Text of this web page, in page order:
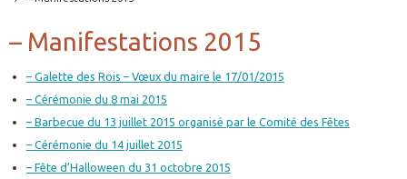
– Manifestations 2015
– Galette des Rois – Vœux du maire le 17/01/2015
– Cérémonie du 8 mai 2015
– Barbecue du 13 juillet 2015 organisé par le Comité des Fêtes
– Cérémonie du 14 juillet 2015
– Fête d’Halloween du 31 octobre 2015